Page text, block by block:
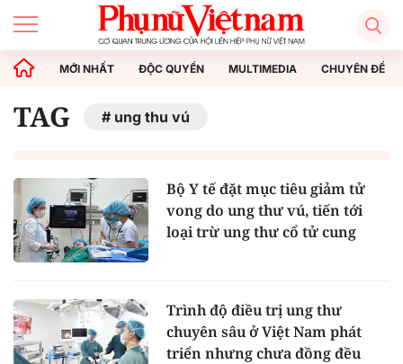
MỚI NHẤT ĐỘC QUYỀN MULTIMEDIA CHUYÊN ĐỀ
TAG ung thu vú
Bộ Y tế đặt mục tiêu giảm tử
vong do ung thư vú, tiến tới
loại trừ ung thư cổ tử cung
Trình độ điều trị ung thư
chuyên sâu ở Việt Nam phát
triển nhưng chưa đồng đều